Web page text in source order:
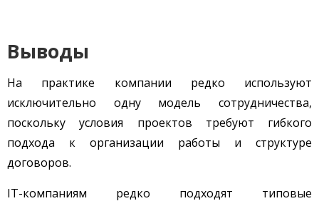
Выводы
На практике компании редко используют
исключительно одну модель сотрудничества,
поскольку условия проектов требуют гибкого
подхода к организации работы и структуре
договоров.
IT-компаниям редко подходят типовые